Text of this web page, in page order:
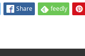
Share feedly